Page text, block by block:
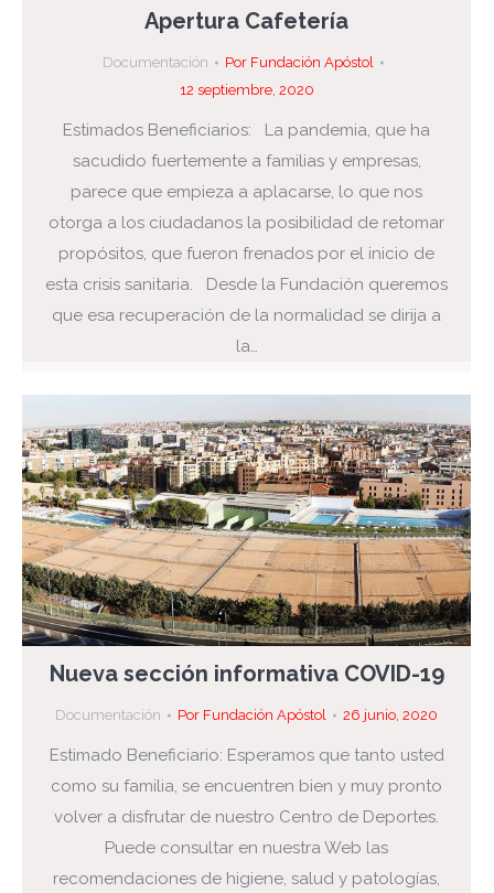
Apertura Cafetería
Documentación Por Fundación Apóstol
12 septiembre, 2020
Estimados Beneficiarios: La pandemia, que ha
sacudido fuertemente a familias y empresas,
parece que empieza a aplacarse, lo que nos
otorga a los ciudadanos la posibilidad de retomar
propósitos, que fueron frenados por el inicio de
esta crisis sanitaria. Desde la Fundación queremos
que esa recuperación de la normalidad se dirija a
la…
Nueva sección informativa COVID-19
Documentación Por Fundación Apóstol 26 junio, 2020
Estimado Beneficiario: Esperamos que tanto usted
como su familia, se encuentren bien y muy pronto
volver a disfrutar de nuestro Centro de Deportes.
Puede consultar en nuestra Web las
recomendaciones de higiene, salud y patologías,